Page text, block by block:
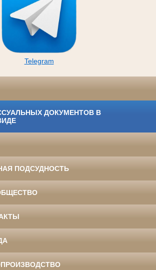
Telegram
ДОКУМЕНТОВ В
ПОДСУДНОСТЬ